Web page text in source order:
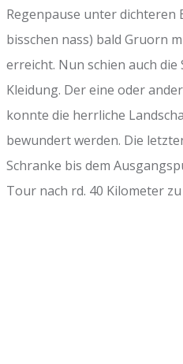
Regenpause unter dichteren
bisschen nass) bald Gruorn
erreicht. Nun schien auch
Kleidung. Der eine oder
konnte die herrliche
bewundert werden. Die
Schranke bis dem
Tour nach rd. 40 Kilometer zu